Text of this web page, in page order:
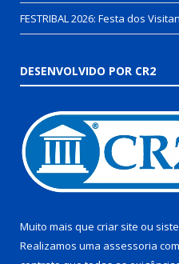
FESTRIBAL 2026: Festa dos
DESENVOLVIDO POR CR2
Muito mais que criar site ou
Realizamos uma assessoria